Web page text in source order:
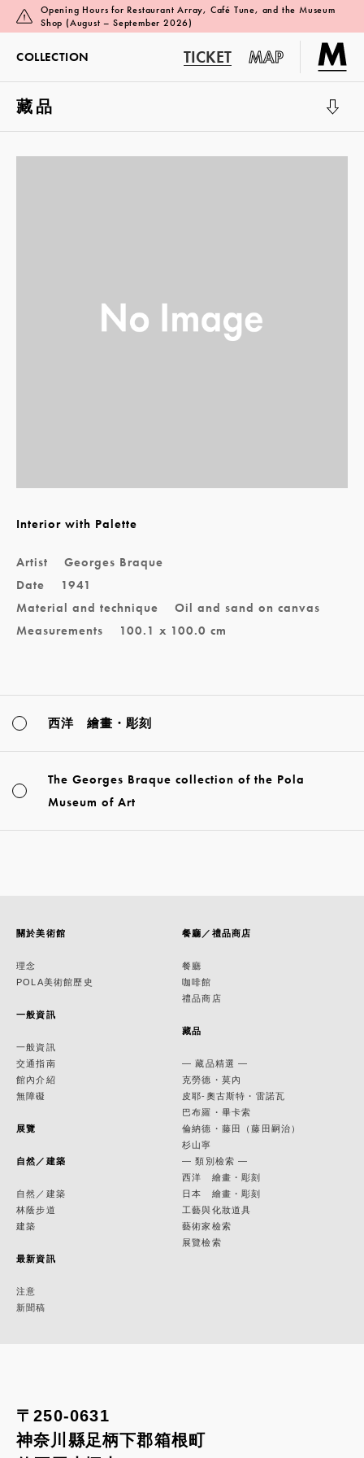
Opening Hours for Restaurant Array, Café Tune, and the Museum
Shop (August – September 2026)
COLLECTION TICKET MAP
藏品
Interior with Palette
Artist
Georges Braque
Date
1941
Material and technique
Oil and sand on canvas
Measurements
100.1 x 100.0 cm
西洋 繪畫・彫刻
The Georges Braque collection of the Pola
Museum of Art
關於美術館
理念
POLA美術館歷史
一般資訊
一般資訊
交通指南
館內介紹
無障礙
展覽
自然／建築
自然／建築
林蔭步道
建築
最新資訊
注意
新聞稿
餐廳／禮品商店
餐廳
咖啡館
禮品商店
藏品
— 藏品精選 —
克勞德・莫內
皮耶-奧古斯特・雷諾瓦
巴布羅・畢卡索
倫納德・藤田（藤田嗣治）
杉山寧
— 類別檢索 —
西洋 繪畫・彫刻
日本 繪畫・彫刻
工藝與化妝道具
藝術家檢索
展覽檢索
〒250-0631
神奈川縣足柄下郡箱根町